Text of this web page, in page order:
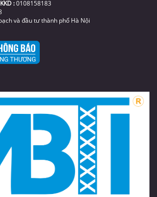
:0108158183
và đầu tư thành phố Hà Nội